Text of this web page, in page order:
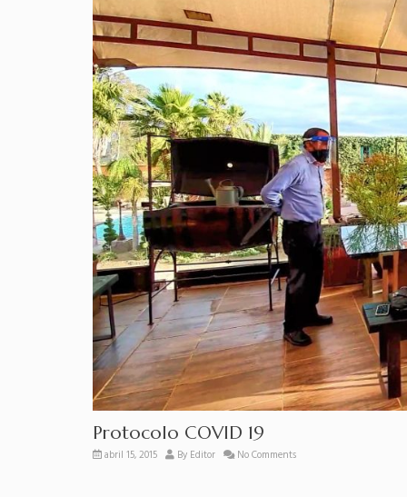
Protocolo COVID 19
abril 15, 2015 By Editor No Comments